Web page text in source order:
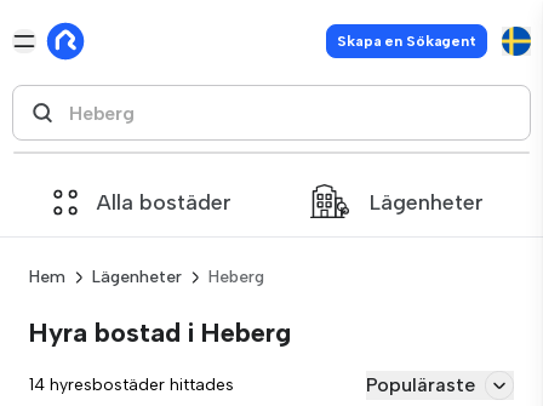
Skapa en Sökagent
Alla bostäder Lägenheter
Hem Lägenheter Heberg
Hyra bostad i Heberg
14 hyresbostäder hittades Populäraste